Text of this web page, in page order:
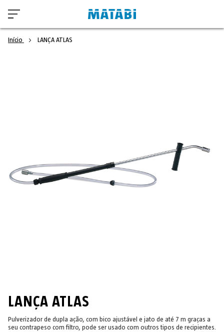
Início LANÇA ATLAS
LANÇA ATLAS
Pulverizador de dupla ação, com bico ajustável e jato de até 7 m graças a
seu contrapeso com filtro, pode ser usado com outros tipos de recipientes.